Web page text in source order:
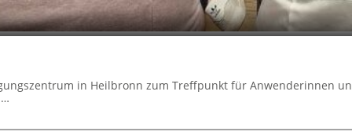
in Heilbronn zum Treffpunkt für Anwenderinnen